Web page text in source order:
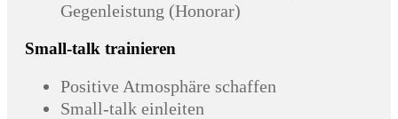
Gegenleistung (Honorar)
Small-talk trainieren
Positive Atmosphäre schaffen
Small-talk einleiten